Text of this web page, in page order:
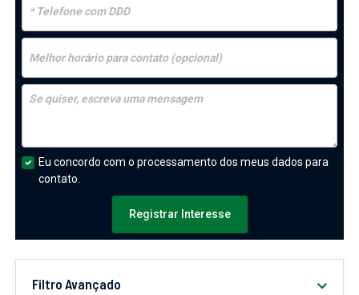
Eu concordo com o processamento dos meus dados para
contato.
Registrar Interesse
Filtro Avançado